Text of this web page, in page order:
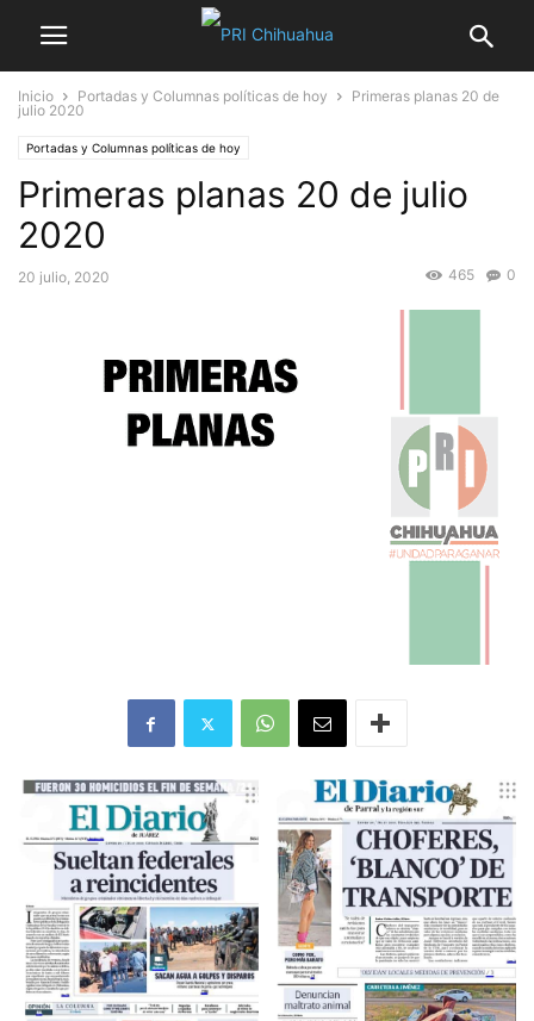
Inicio Portadas y Columnas políticas de hoy
Primeras planas 20 de
julio 2020
Portadas y Columnas políticas de hoy
Primeras planas 20 de julio
2020
20 julio, 2020 0
465